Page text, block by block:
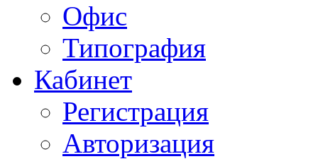
Офис
Типография
Кабинет
Регистрация
Авторизация